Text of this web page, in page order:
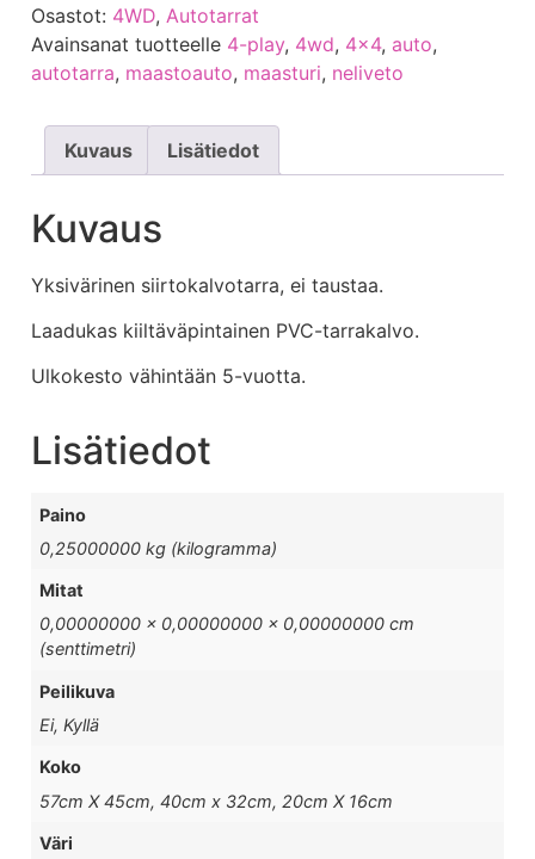
Osastot: 4WD, Autotarrat
Avainsanat tuotteelle 4-play, 4wd, 4x4, auto,
autotarra, maastoauto, maasturi, neliveto
Kuvaus Lisätiedot
Kuvaus
Yksivärinen siirtokalvotarra, ei taustaa.
Laadukas kiiltäväpintainen PVC-tarrakalvo.
Ulkokesto vähintään 5-vuotta.
Lisätiedot
Paino
0,25000000 kg (kilogramma)
Mitat
0,00000000 × 0,00000000 × 0,00000000 cm
(senttimetri)
Peilikuva
Ei, Kyllä
Koko
57cm X 45cm, 40cm x 32cm, 20cm X 16cm
Väri